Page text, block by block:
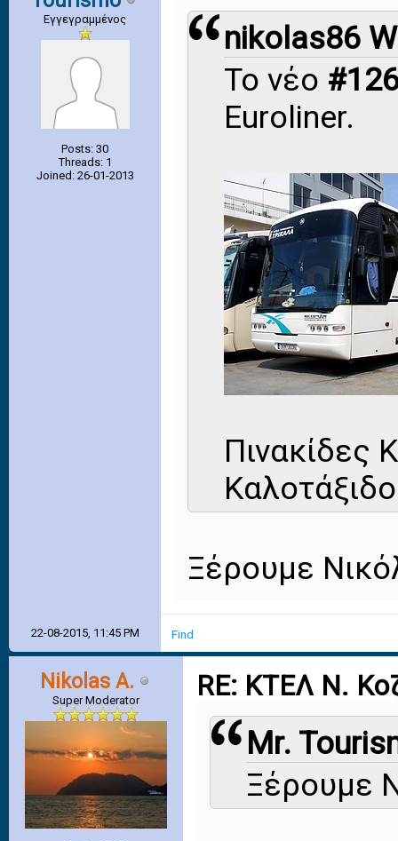
Εγγεγραμμένος
Posts: 30
Threads: 1
Joined: 26-01-2013
nikolas86
Το νέο
Euroliner.
Πινακίδες
Ξέρουμε
22-08-2015, 11:45 PM Find
Nikolas A.
Super Moderator RE: ΚΤΕΛ Ν.
Mr.
Ξέρουμε